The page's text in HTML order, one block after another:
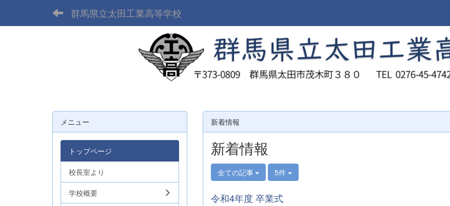
群馬県立太田工業高等学校
新着情報
新着情報
全ての記事 5件
令和4年度 卒業式
メニュー
トップページ
校長室より
学校概要